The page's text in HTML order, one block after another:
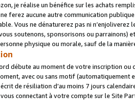
je réalise un bénéfice sur les achats
ferez aucune autre communication
Vous ne dénaturerez pas ni
soutenons, sponsorisons ou parrainons)
physique ou morale, sauf de la
débute au moment de votre inscription
avec ou sans motif (automatiquement
de résiliation d’au moins 7 jours
connectant à votre compte sur le Site